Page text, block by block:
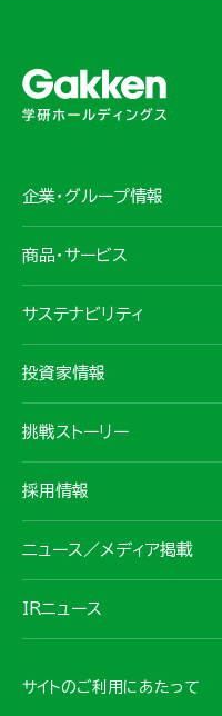
企業・グループ情報
商品・サービス
サステナビリティ
投資家情報
挑戦ストーリー
採用情報
ニュース／メディア掲載
IRニュース
サイトのご利用にあたって